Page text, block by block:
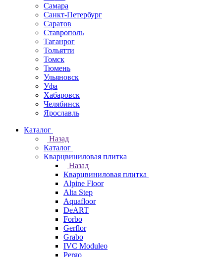
Самара
Санкт-Петербург
Саратов
Ставрополь
Таганрог
Тольятти
Томск
Тюмень
Ульяновск
Уфа
Хабаровск
Челябинск
Ярославль
Каталог
Назад
Каталог
Кварцвиниловая плитка
Назад
Кварцвиниловая плитка
Alpine Floor
Alta Step
Aquafloor
DeART
Forbo
Gerflor
Grabo
IVC Moduleo
Pergo